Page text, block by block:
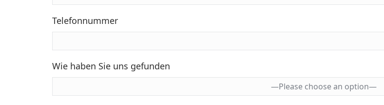
Telefonnummer
Wie haben Sie uns gefunden